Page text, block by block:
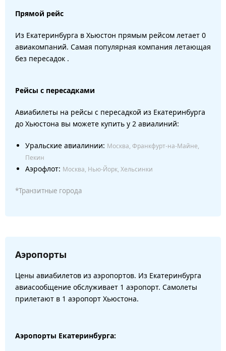
Прямой рейс
Из Екатеринбурга в Хьюстон прямым рейсом летает 0
авиакомпаний. Самая популярная компания летающая
без пересадок .
Рейсы с пересадками
Авиабилеты на рейсы с пересадкой из Екатеринбурга
до Хьюстона вы можете купить у 2 авиалиний:
Уральские авиалинии: Москва, Франкфурт-на-Майне,
Пекин
Аэрофлот: Москва, Нью-Йорк, Хельсинки
*Транзитные города
Аэропорты
Цены авиабилетов из аэропортов. Из Екатеринбурга
авиасообщение обслуживает 1 аэропорт. Самолеты
прилетают в 1 аэропорт Хьюстона.
Аэропорты Екатеринбурга: